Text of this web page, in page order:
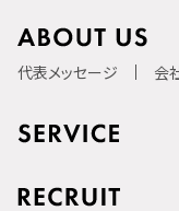
代表メッセージ 会